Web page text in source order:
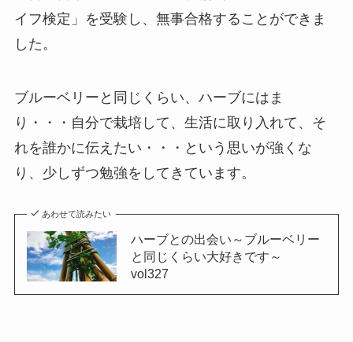
イフ検定」を受験し、無事合格することができま
した。
ブルーベリーと同じくらい、ハーブにはま
り・・・自分で栽培して、生活に取り入れて、そ
れを誰かに伝えたい・・・という思いが強くな
り、少しずつ勉強をしてきています。
あわせて読みたい
ハーブとの出会い～ブルーベリー
と同じくらい大好きです～
vol327